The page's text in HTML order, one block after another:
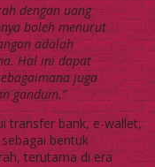
dengan uang
boleh menurut
adalah
Hal ini dapat
juga
gandum.”
transfer bank, e-wallet,
bentuk
terutama di era